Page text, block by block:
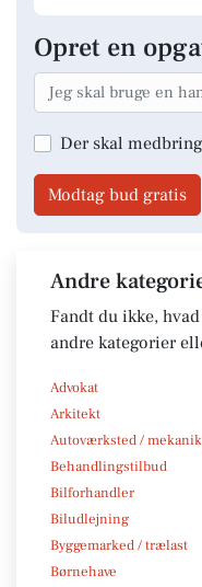
Opret en
Der skal
Modtag bud gratis
Andre
Fandt du ikke,
andre kategorier
Advokat
Arkitekt
Autoværksted / mekanik
Behandlingstilbud
Bilforhandler
Biludlejning
Byggemarked / trælast
Børnehave